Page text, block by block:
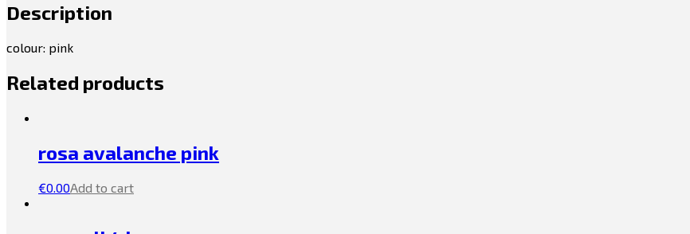
Description
colour: pink
Related products
rosa avalanche pink
€0.00Add to cart